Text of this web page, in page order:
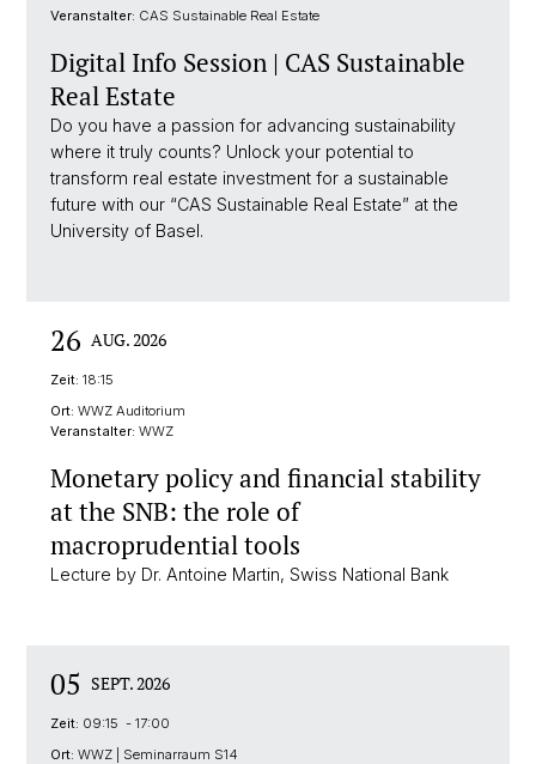
Veranstalter: CAS Sustainable Real Estate
Digital Info Session | CAS Sustainable
Real Estate
Do you have a passion for advancing sustainability
where it truly counts? Unlock your potential to
transform real estate investment for a sustainable
future with our “CAS Sustainable Real Estate” at the
University of Basel.
26 AUG. 2026
Zeit: 18:15
Ort: WWZ Auditorium
Veranstalter: WWZ
Monetary policy and financial stability
at the SNB: the role of
macroprudential tools
Lecture by Dr. Antoine Martin, Swiss National Bank
05 SEPT. 2026
Zeit: 09:15 - 17:00
Ort: WWZ | Seminarraum S14